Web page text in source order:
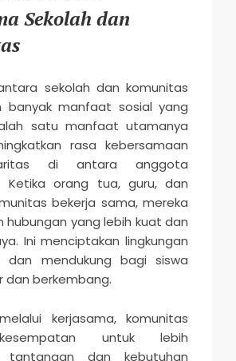
Sekolah dan
sekolah dan komunitas
banyak manfaat sosial yang
satu manfaat utamanya
rasa kebersamaan
di antara anggota
Ketika orang tua, guru, dan
bekerja sama, mereka
hubungan yang lebih kuat dan
Ini menciptakan lingkungan
dan mendukung bagi siswa
dan berkembang.
kerjasama, komunitas
untuk lebih
tantangan dan kebutuhan